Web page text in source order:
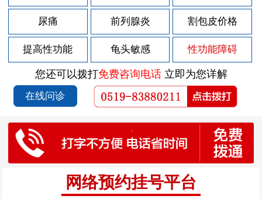
尿痛 前列腺炎 割包皮价格
提高性功能 龟头敏感 性功能障碍
您还可以拨打免费咨询电话立即为您详解
在线问诊
网络预约挂号平台